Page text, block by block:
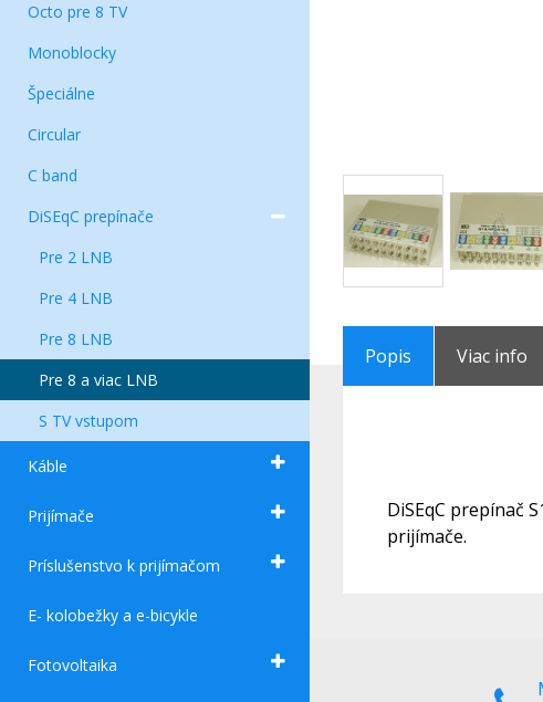
Octo pre 8 TV
Monoblocky
Špeciálne
Circular
C band
DiSEqC prepínače
Pre 2 LNB
Pre 4 LNB
Pre 8 LNB
Pre 8 a viac LNB
S TV vstupom
Káble
Prijímače
Príslušenstvo k prijímačom
E- kolobežky a e-bicykle
Fotovoltaika
Popis Viac info
DiSEqC prepínač
prijímače.